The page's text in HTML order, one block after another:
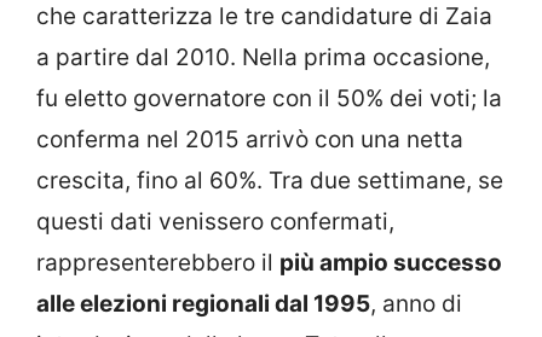
che caratterizza le tre candidature di Zaia
a partire dal 2010. Nella prima occasione,
fu eletto governatore con il 50% dei voti; la
conferma nel 2015 arrivò con una netta
crescita, fino al 60%. Tra due settimane, se
questi dati venissero confermati,
rappresenterebbero il più ampio successo
alle elezioni regionali dal 1995, anno di